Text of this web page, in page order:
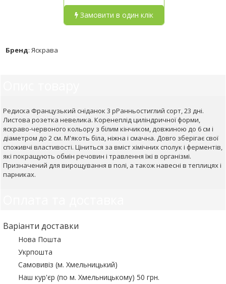
Замовити в один клік
Бренд: Яскрава
Редиска Французький сніданок 3 рРанньостиглий сорт, 23 дні.
Листова розетка невелика. Коренеплід циліндричної форми,
яскраво-червоного кольору з білим кінчиком, довжиною до 6 см і
діаметром до 2 см. М'якоть біла, ніжна і смачна. Довго зберігає свої
споживчі властивості. Ціниться за вміст хімічних сполук і ферментів,
які покращують обмін речовин і травлення їжі в організмі.
Призначений для вирощування в полі, а також навесні в теплицях і
парниках.
Варіанти доставки
Нова Пошта
Укрпошта
Самовивіз (м. Хмельницький)
Наш кур'єр (по м. Хмельницькому) 50 грн.